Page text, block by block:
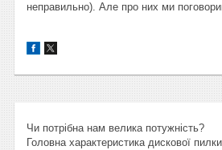
неправильно). Але про них ми
Чи потрібна нам велика потужність?
Головна характеристика дискової